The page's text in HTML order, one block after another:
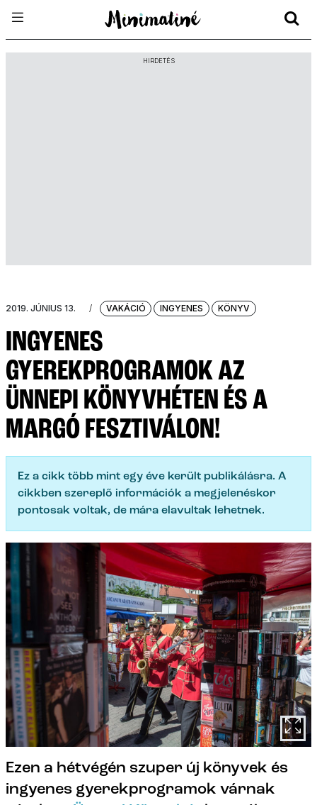
HIRDETÉS
2019. JÚNIUS 13. / VAKÁCIÓ INGYENES KÖNYV
INGYENES
GYEREKPROGRAMOK AZ
ÜNNEPI KÖNYVHÉTEN ÉS A
MARGÓ FESZTIVÁLON!
Ez a cikk több mint egy éve került publikálásra. A
cikkben szereplő információk a megjelenéskor
pontosak voltak, de mára elavultak lehetnek.
Ezen a hétvégén szuper új könyvek és
ingyenes gyerekprogramok várnak